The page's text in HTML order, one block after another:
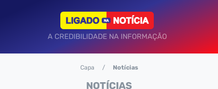
A CREDIBILIDADE NA INFORMAÇÃO
NOTÍCIAS
Capa Notícias